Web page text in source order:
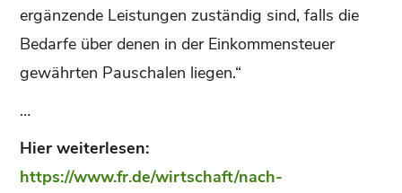
ergänzende Leistungen zuständig sind, falls die
Bedarfe über denen in der Einkommensteuer
gewährten Pauschalen liegen.“
…
Hier weiterlesen:
https://www.fr.de/wirtschaft/nach-